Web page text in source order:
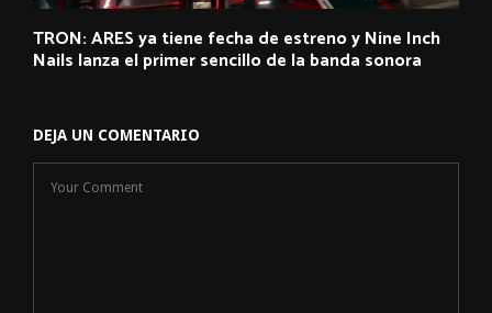
TRON: ARES ya tiene fecha de estreno y Nine Inch
Nails lanza el primer sencillo de la banda sonora
DEJA UN COMENTARIO